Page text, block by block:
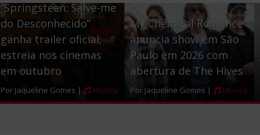
o
e
r
“Springsteen: Salve-me
do Desconhecido”
ganha trailer oficial;
estreia nos cinemas
em outubro
Por Jaqueline Gomes | Música
My Chemical Romance
anuncia show em São
Paulo em 2026 com
abertura de The Hives
Por Jaqueline Gomes | Música